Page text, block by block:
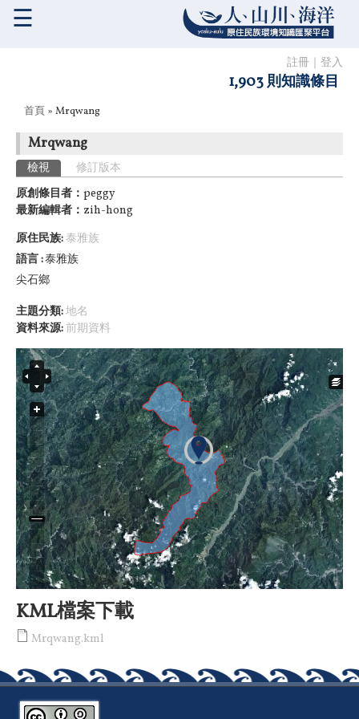
註冊 登入
1,903 則知識條目
☰
您在這裡
首頁 » Mrqwang
Mrqwang
主要索引標籤
檢視 (作用中頁籤)
修訂版本
原創條目者： peggy
最新編輯者： zih-hong
原住民族: 泰雅族
語言 泰雅族
尖石鄉
主題分類:地名
資料來源:前期資料
KML檔案下載
Mrqwang.kml